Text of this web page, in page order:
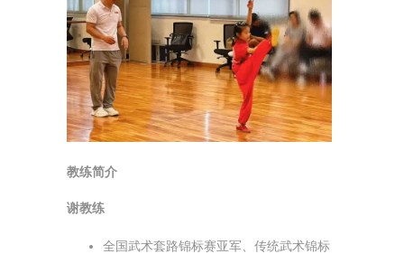
教练简介
谢教练
全国武术套路锦标赛亚军、传统武术锦标